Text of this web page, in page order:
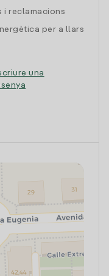
i reclamacions
per a llars
una